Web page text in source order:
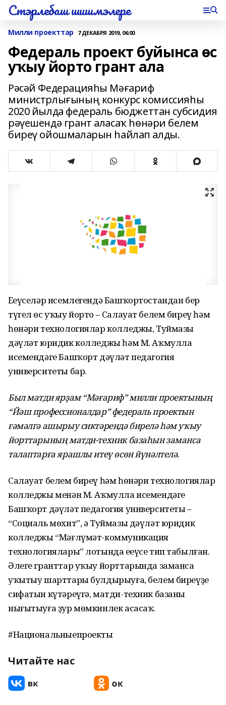
Стэрлебаш шишмэлере
Милли проекттар 7 ДЕКАБРЯ 2019, 06:00
Федераль проект буйынса өс
уҡыу йорто грант ала
Рәсәй Федерацияһы Мәғариф
министрлығының конкурс комиссияһы
2020 йылда федераль бюджеттан субсидия
рәүешендә грант аласаҡ һөнәри белем
биреү ойошмаларын һайлап алды.
Еңеүселәр исемлегендә Башҡортостандан бер
түгел өс уҡыу йорто – Салауат белем биреү һәм
һөнәри технологиялар колледжы, Туймазы
дәүләт юридик колледжы һәм М. Аҡмулла
исемендәге Башҡорт дәүләт педагогия
университеты бар.
Был матди ярҙам “Мәғариф” милли проектының
“Йәш профессионалдар” федераль проектын
ғәмәлгә ашырыу сиктәрендә бирелә һәм уҡыу
йорттарының матди-техник базаһын заманса
талаптарға ярашлы итеү өсөн йүнәлтелә.
Салауат белем биреү һәм һөнәри технологиялар
колледжы менән М. Аҡмулла исемендәге
Башҡорт дәүләт педагогия университеты –
“Социаль мөхит”, ә Туймазы дәүләт юридик
колледжы “Мәғлүмәт-коммуникация
технологиялары” лотында еңеүсе тип табылған.
Әлеге гранттар уҡыу йорттарында заманса
уҡытыу шарттары булдырыуға, белем биреүҙең
сифатын күтәреүгә, матди-техник базаны
нығытыуға ҙур мөмкинлек асасаҡ.
#Национальныепроекты
Читайте нас